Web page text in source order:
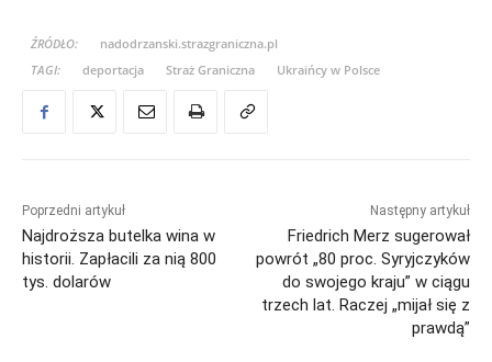
ŹRÓDŁO:
nadodrzanski.strazgraniczna.pl
TAGI:
deportacja Straż Graniczna Ukraińcy w Polsce
Poprzedni artykuł
Najdroższa butelka wina w
historii. Zapłacili za nią 800
tys. dolarów
Następny artykuł
Friedrich Merz sugerował
powrót „80 proc. Syryjczyków
do swojego kraju” w ciągu
trzech lat. Raczej „mijał się z
prawdą”